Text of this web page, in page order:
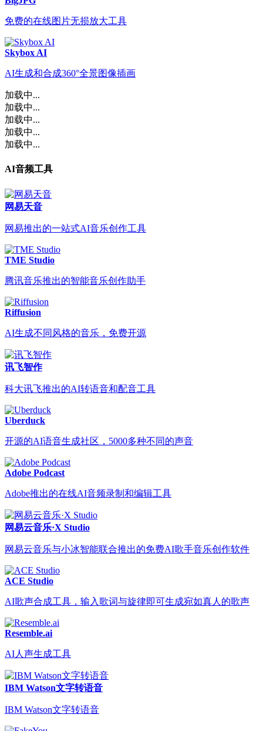
免费的在线图片无损放大工具
Skybox AI
AI生成和合成360°全景图像插画
加载中...
加载中...
加载中...
加载中...
加载中...
AI音频工具
网易天音
网易推出的一站式AI音乐创作工具
TME Studio
腾讯音乐推出的智能音乐创作助手
Riffusion
AI生成不同风格的音乐，免费开源
讯飞智作
科大讯飞推出的AI转语音和配音工具
Uberduck
开源的AI语音生成社区，5000多种不同的声音
Adobe Podcast
Adobe推出的在线AI音频录制和编辑工具
网易云音乐·X Studio
网易云音乐与小冰智能联合推出的免费AI歌手音乐创作软件
ACE Studio
AI歌声合成工具，输入歌词与旋律即可生成宛如真人的歌声
Resemble.ai
AI人声生成工具
IBM Watson文字转语音
IBM Watson文字转语音